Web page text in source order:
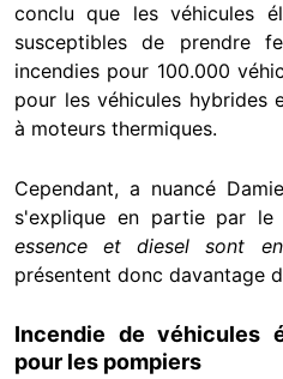
conclu que les véhicules
susceptibles de prendre
incendies pour 100.000
pour les véhicules hybrides
à moteurs thermiques.
Cependant, a nuancé
s'explique en partie par
essence et diesel sont
présentent donc davantage
Incendie de véhicules
pour les pompiers